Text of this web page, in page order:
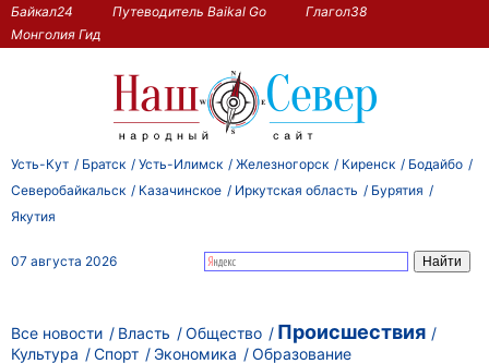
Байкал24 Путеводитель Baikal Go
Глагол38
Монголия Гид
Усть-Кут Братск Усть-Илимск Железногорск Киренск
Бодайбо
Северобайкальск
Казачинское Иркутская область
Бурятия
Якутия
07 августа 2026
Все новости Власть Общество Происшествия
Культура Спорт Экономика Образование